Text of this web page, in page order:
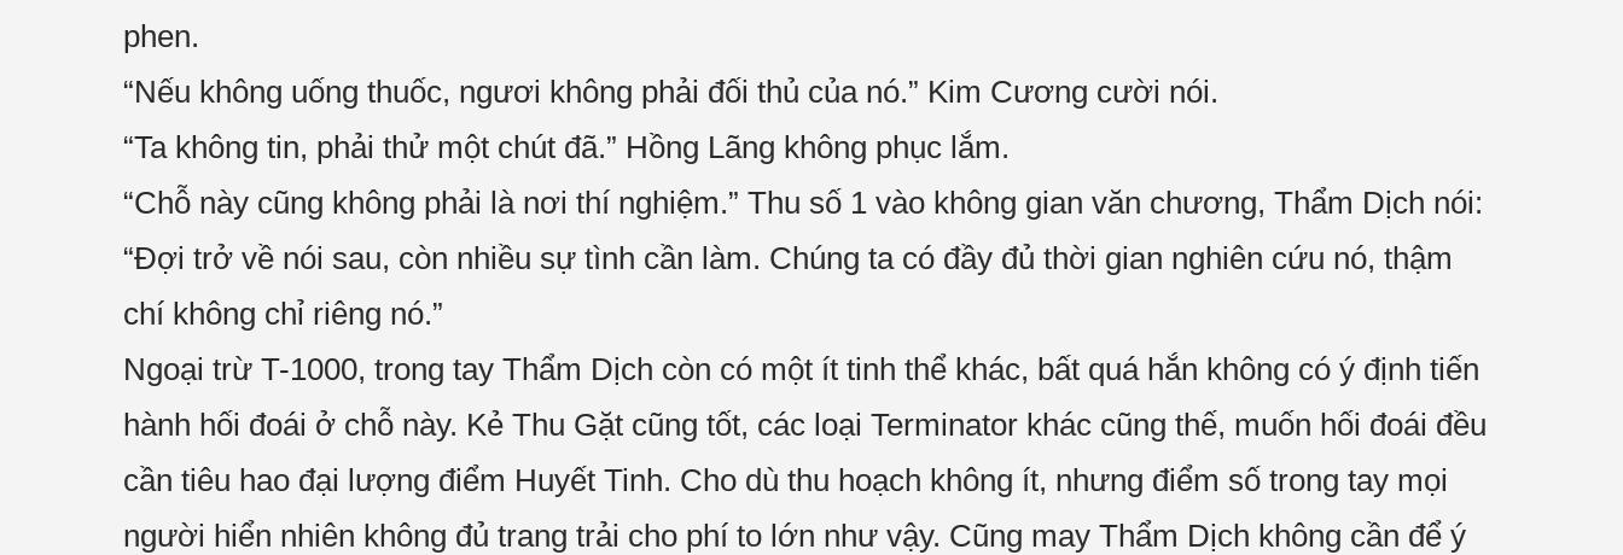
phen.
“Nếu không uống thuốc, ngươi không phải đối thủ của nó.” Kim Cương cười nói.
“Ta không tin, phải thử một chút đã.” Hồng Lãng không phục lắm.
“Chỗ này cũng không phải là nơi thí nghiệm.” Thu số 1 vào không gian văn chương, Thẩm Dịch nói:
“Đợi trở về nói sau, còn nhiều sự tình cần làm. Chúng ta có đầy đủ thời gian nghiên cứu nó, thậm
chí không chỉ riêng nó.”
Ngoại trừ T-1000, trong tay Thẩm Dịch còn có một ít tinh thể khác, bất quá hắn không có ý định tiến
hành hối đoái ở chỗ này. Kẻ Thu Gặt cũng tốt, các loại Terminator khác cũng thế, muốn hối đoái đều
cần tiêu hao đại lượng điểm Huyết Tinh. Cho dù thu hoạch không ít, nhưng điểm số trong tay mọi
người hiển nhiên không đủ trang trải cho phí to lớn như vậy. Cũng may Thẩm Dịch không cần để ý